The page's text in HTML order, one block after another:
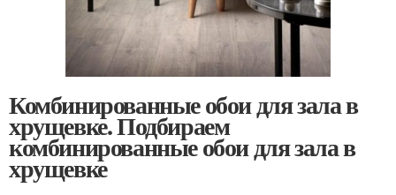
Комбинированные обои для зала в
хрущевке. Подбираем
комбинированные обои для зала в
хрущевке